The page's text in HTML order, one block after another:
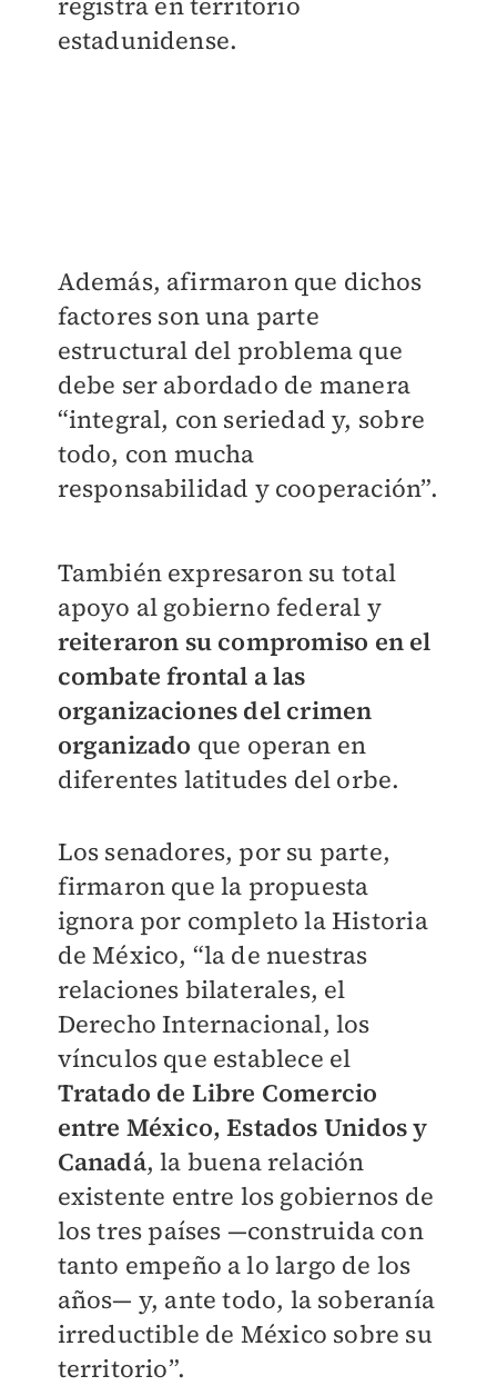
estadunidense.
Además, afirmaron que dichos
factores son una parte
estructural del problema que
debe ser abordado de manera
“integral, con seriedad y, sobre
todo, con mucha
responsabilidad y cooperación”.
También expresaron su total
apoyo al gobierno federal y
reiteraron su compromiso en el
combate frontal a las
organizaciones del crimen
organizado que operan en
diferentes latitudes del orbe.
Los senadores, por su parte,
firmaron que la propuesta
ignora por completo la Historia
de México, “la de nuestras
relaciones bilaterales, el
Derecho Internacional, los
vínculos que establece el
Tratado de Libre Comercio
entre México, Estados Unidos y
Canadá, la buena relación
existente entre los gobiernos de
los tres países —construida con
tanto empeño a lo largo de los
años— y, ante todo, la soberanía
irreductible de México sobre su
territorio”.